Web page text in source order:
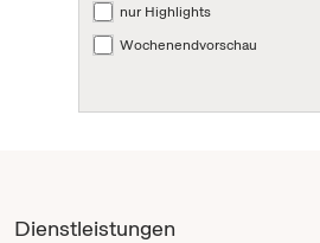
nur Highlights
Wochenendvorschau
Dienstleistungen